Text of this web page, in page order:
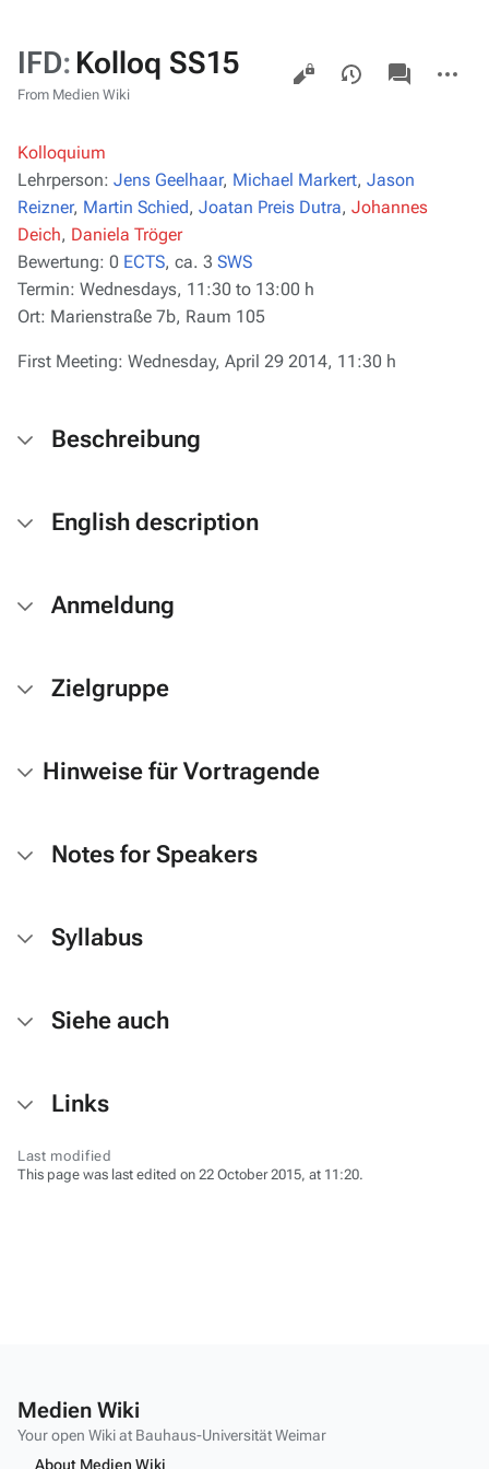
IFD: Kolloq SS15
From Medien Wiki
Views
associated-
pages
actions
Kolloquium
Lehrperson: Jens Geelhaar, Michael Markert, Jason
Reizner, Martin Schied, Joatan Preis Dutra, Johannes
Deich, Daniela Tröger
Bewertung: 0 ECTS, ca. 3 SWS
Termin: Wednesdays, 11:30 to 13:00 h
Ort: Marienstraße 7b, Raum 105
First Meeting: Wednesday, April 29 2014, 11:30 h
Beschreibung
English description
Anmeldung
Zielgruppe
Hinweise für Vortragende
Notes for Speakers
Syllabus
Siehe auch
Links
Last modified
This page was last edited on 22 October 2015, at 11:20.
Medien Wiki
Your open Wiki at Bauhaus-Universität Weimar
About Medien Wiki